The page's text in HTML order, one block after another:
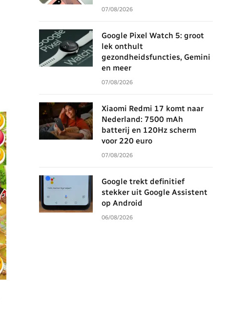
07/08/2026
Google Pixel Watch 5: groot
lek onthult
gezondheidsfuncties, Gemini
en meer
07/08/2026
Xiaomi Redmi 17 komt naar
Nederland: 7500 mAh
batterij en 120Hz scherm
voor 220 euro
07/08/2026
Google trekt definitief
stekker uit Google Assistent
op Android
06/08/2026